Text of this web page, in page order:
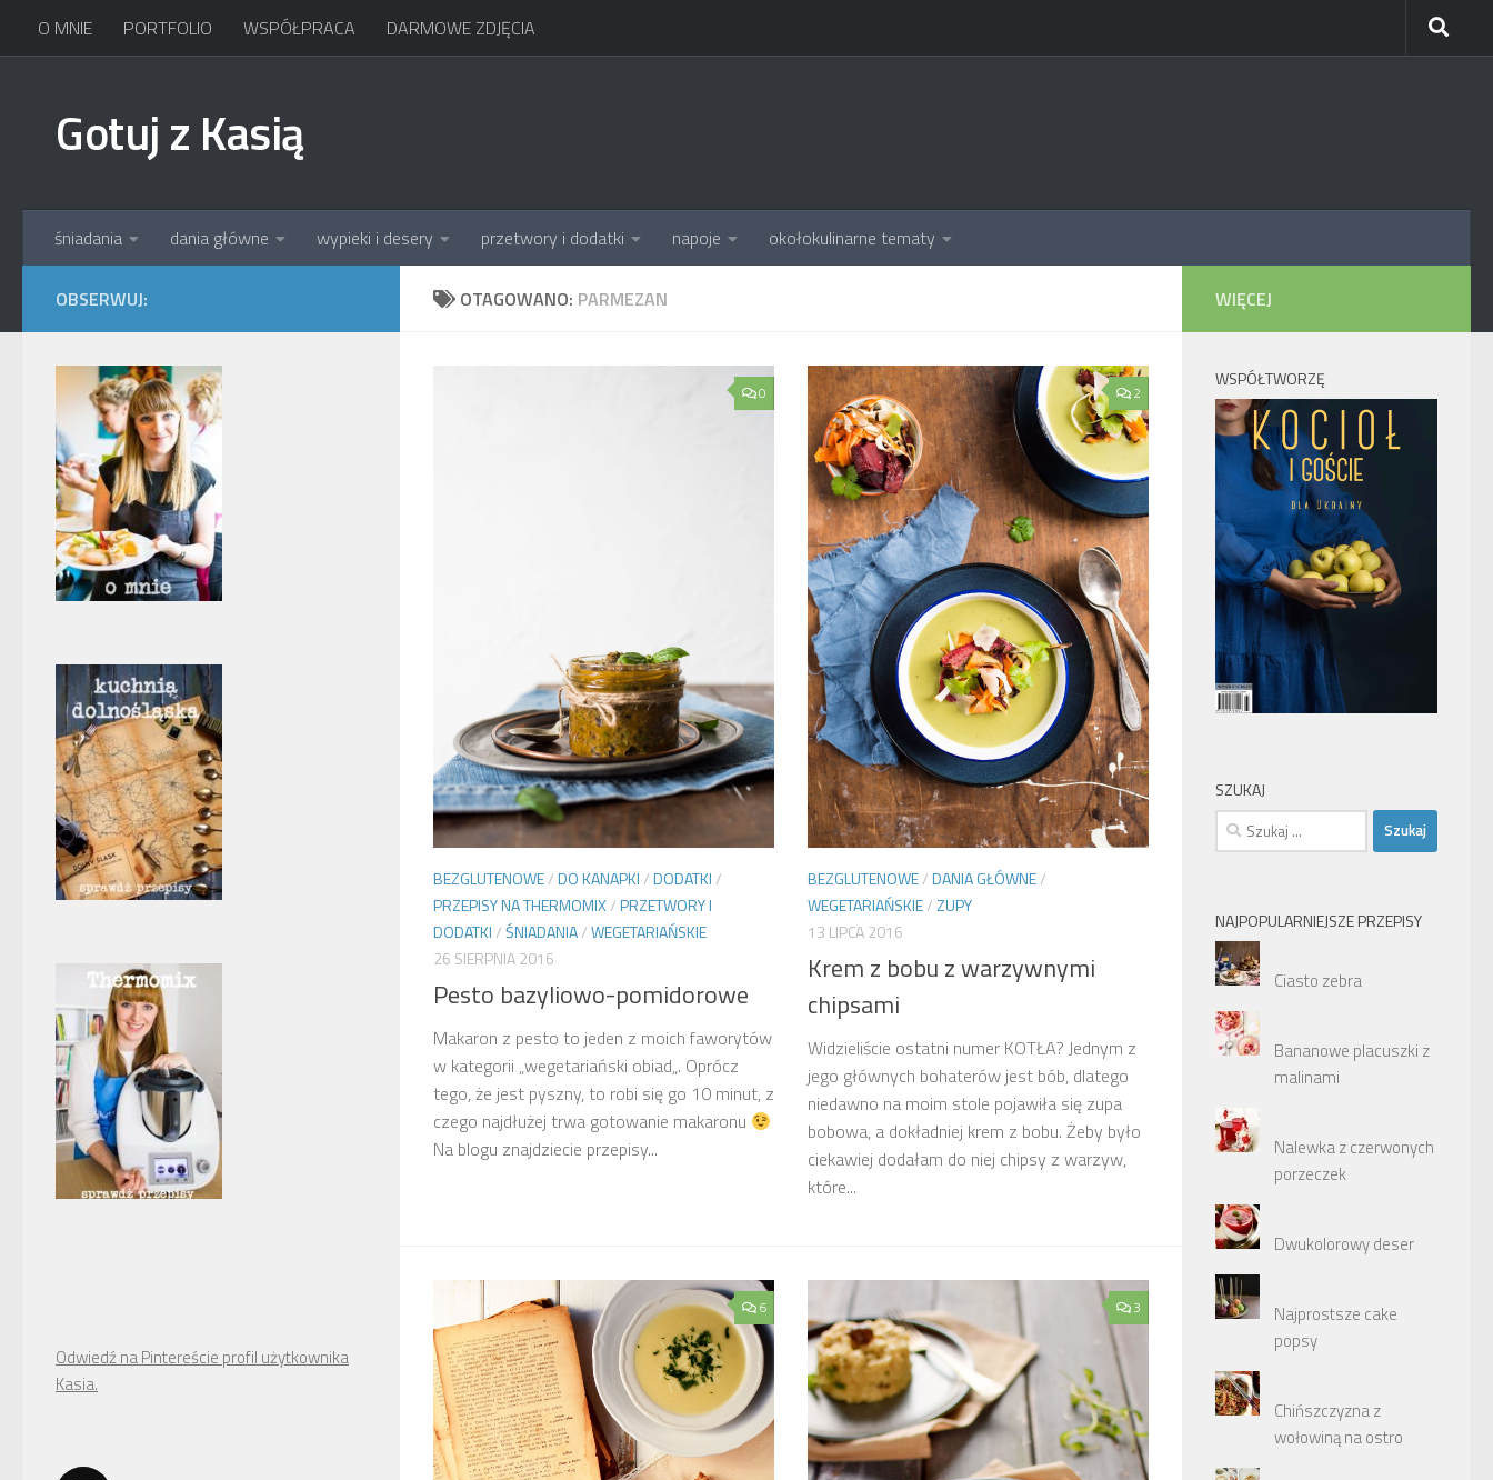
Skip to content
O MNIE PORTFOLIO WSPÓŁPRACA DARMOWE ZDJĘCIA
Gotuj z Kasią
śniadania dania główne wypieki i desery przetwory i dodatki napoje okołokulinarne tematy
OTAGOWANO: PARMEZAN
0
BEZGLUTENOWE/DO KANAPKI/DODATKI/
PRZEPISY NA THERMOMIX/PRZETWORY I
DODATKI/ŚNIADANIA/WEGETARIAŃSKIE
26 SIERPNIA 2016
Pesto bazyliowo-pomidorowe
Makaron z pesto to jeden z moich faworytów
w kategorii „wegetariański obiad„. Oprócz
tego, że jest pyszny, to robi się go 10 minut, z
czego najdłużej trwa gotowanie makaronu
Na blogu znajdziecie przepisy...
2
BEZGLUTENOWE/DANIA GŁÓWNE/
WEGETARIAŃSKIE/ZUPY
13 LIPCA 2016
Krem z bobu z warzywnymi
chipsami
Widzieliście ostatni numer KOTŁA? Jednym z
jego głównych bohaterów jest bób, dlatego
niedawno na moim stole pojawiła się zupa
bobowa, a dokładniej krem z bobu. Żeby było
ciekawiej dodałam do niej chipsy z warzyw,
które...
6 3
OBSERWUJ:
Odwiedź na Pintereście profil użytkownika
Kasia.
WIĘCEJ
WSPÓŁTWORZĘ
SZUKAJ
Szukaj:
NAJPOPULARNIEJSZE PRZEPISY
Ciasto zebra
Bananowe placuszki z
malinami
Nalewka z czerwonych
porzeczek
Dwukolorowy deser
Najprostsze cake
popsy
Chińszczyzna z
wołowiną na ostro